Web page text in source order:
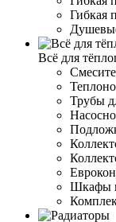
Гибкая
Всё для
Трубы
Шкафы